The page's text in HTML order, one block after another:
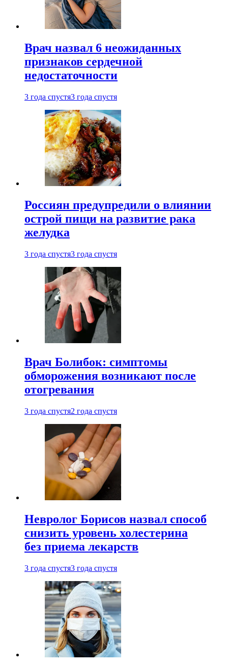
Врач назвал 6 неожиданных
признаков сердечной
недостаточности
3 года спустя3 года спустя
Россиян предупредили о влиянии
острой пищи на развитие рака
желудка
3 года спустя3 года спустя
Врач Болибок: симптомы
обморожения возникают после
отогревания
3 года спустя2 года спустя
Невролог Борисов назвал способ
снизить уровень холестерина
без приема лекарств
3 года спустя3 года спустя